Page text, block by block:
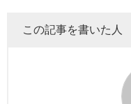
この記事を書いた人